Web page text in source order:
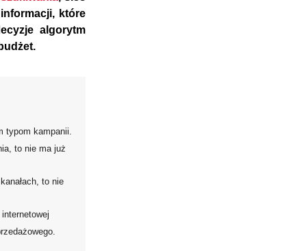
które
algorytm
typom kampanii.
to nie ma już
to nie